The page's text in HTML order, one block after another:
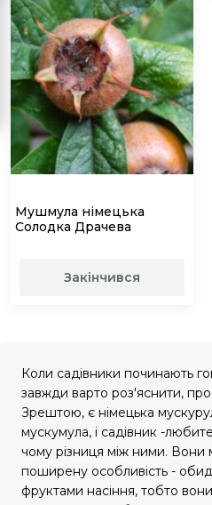
Мушмула німецька
Солодка Драчева
Закінчився
Коли садівники починають
завжди варто роз'яснити,
Зрештою, є німецька
мускумула, і садівник -
чому різниця між ними.
поширену особливість -
фруктами насіння, тобто